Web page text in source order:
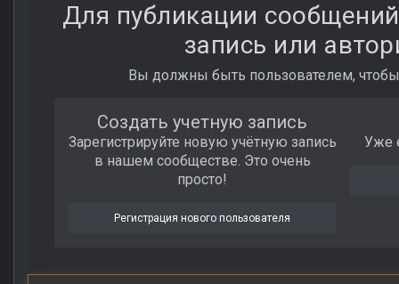
Для публикации
запись или
Вы должны быть пользователем,
Создать учетную запись
Зарегистрируйте новую учётную запись
в нашем сообществе. Это очень
просто!
Регистрация нового пользователя
Уже